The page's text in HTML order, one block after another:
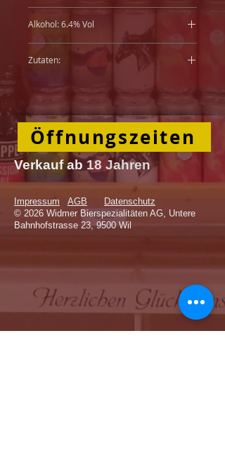
Alkohol: 6.4% Vol
Zutaten:
Wasser, WEIZENMALZ,
GERSTENMALZ, Hopfen, Hefe
Öffnungszeiten
Verkaufab 18 Jahren
Impressum AGB
Datenschutz
© 2026 Widmer Bierspezialitäten AG, Untere
Bahnhofstrasse 23, 9500 Wil